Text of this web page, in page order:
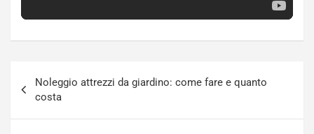
articoli
Noleggio attrezzi da giardino: come fare e quanto
costa